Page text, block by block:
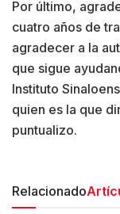
Por último,
cuatro años de
agradecer a la
que sigue
Instituto
quien es la que
puntualizo.
Relacionado